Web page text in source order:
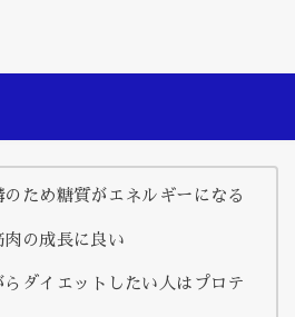
ため糖質がエネルギーになる
の成長に良い
ダイエットしたい人はプロテ